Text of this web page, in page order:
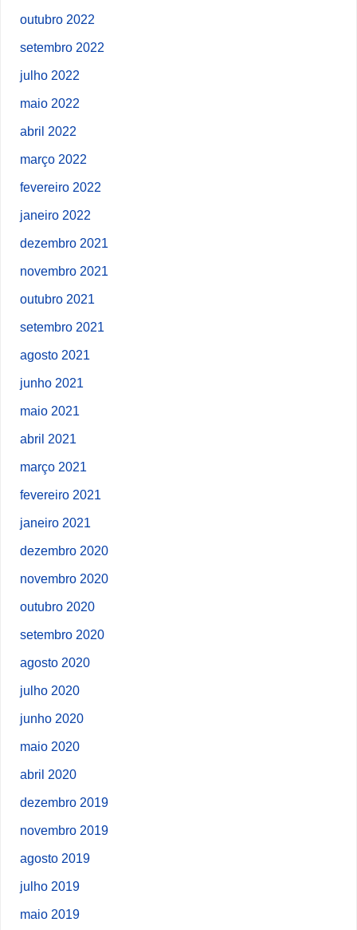
outubro 2022
setembro 2022
julho 2022
maio 2022
abril 2022
março 2022
fevereiro 2022
janeiro 2022
dezembro 2021
novembro 2021
outubro 2021
setembro 2021
agosto 2021
junho 2021
maio 2021
abril 2021
março 2021
fevereiro 2021
janeiro 2021
dezembro 2020
novembro 2020
outubro 2020
setembro 2020
agosto 2020
julho 2020
junho 2020
maio 2020
abril 2020
dezembro 2019
novembro 2019
agosto 2019
julho 2019
maio 2019